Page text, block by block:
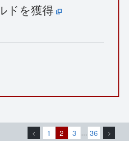
ドを獲得
< 1 2 3 … 36 >